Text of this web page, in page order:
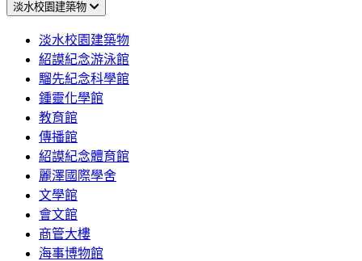
淡水校園建築物
淡水校園建築物
紹謨紀念游泳館
騮先紀念科學館
鍾靈化學館
教育館
傳播館
紹謨紀念體育館
麗澤國際學舍
文學館
會文館
商管大樓
海事博物館